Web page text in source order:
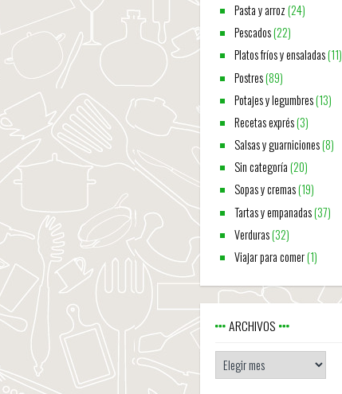
Pasta y arroz(24)
Pescados(22)
Platos fríos y ensaladas(11)
Postres(89)
Potajes y legumbres(13)
Recetas exprés(3)
Salsas y guarniciones(8)
Sin categoría(20)
Sopas y cremas(19)
Tartas y empanadas(37)
Verduras(32)
Viajar para comer(1)
ARCHIVOS